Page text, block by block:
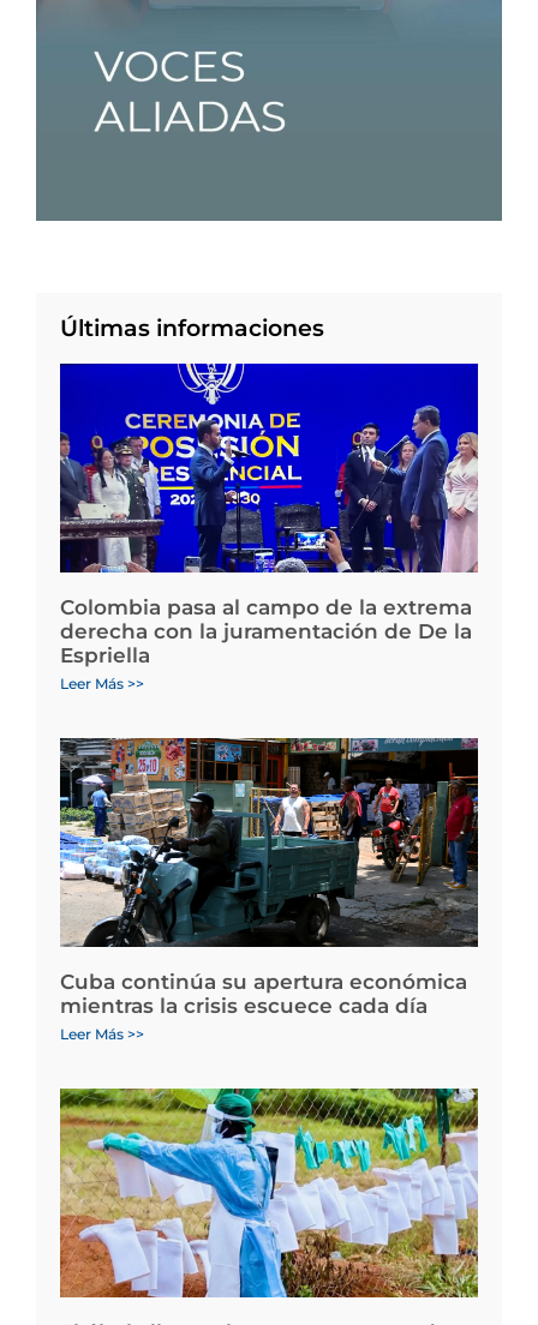
Últimas informaciones
Colombia pasa al campo de la extrema
derecha con la juramentación de De la
Espriella
Leer Más >>
Cuba continúa su apertura económica
mientras la crisis escuece cada día
Leer Más >>